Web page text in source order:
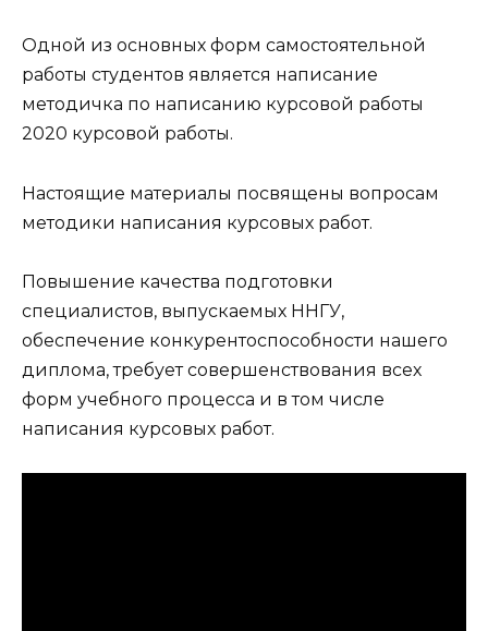
Одной из основных форм самостоятельной
работы студентов является написание
методичка по написанию курсовой работы
2020 курсовой работы.
Настоящие материалы посвящены вопросам
методики написания курсовых работ.
Повышение качества подготовки
специалистов, выпускаемых ННГУ,
обеспечение конкурентоспособности нашего
диплома, требует совершенствования всех
форм учебного процесса и в том числе
написания курсовых работ.